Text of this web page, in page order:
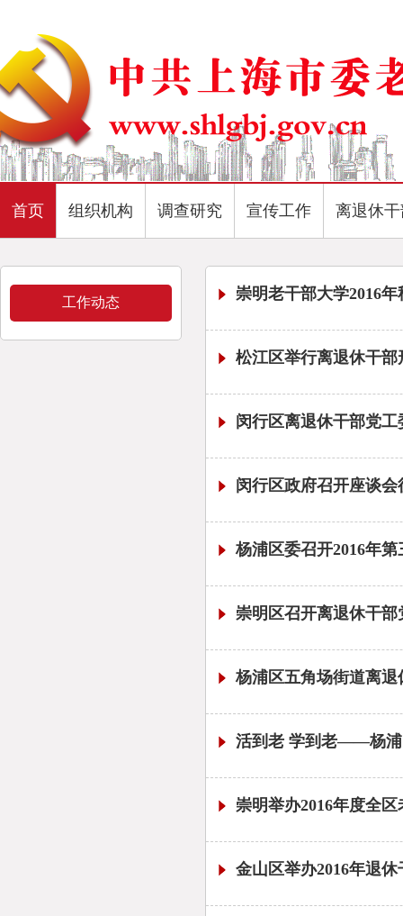
首页 组织机构 调查研究 宣传工作 离退休
工作动态 崇明老干部大学2016
松江区举行离退休干部
闵行区离退休干部党
闵行区政府召开座谈
杨浦区委召开2016年
崇明区召开离退休干
杨浦区五角场街道离
活到老 学到老——杨浦
崇明举办2016年度全
金山区举办2016年退